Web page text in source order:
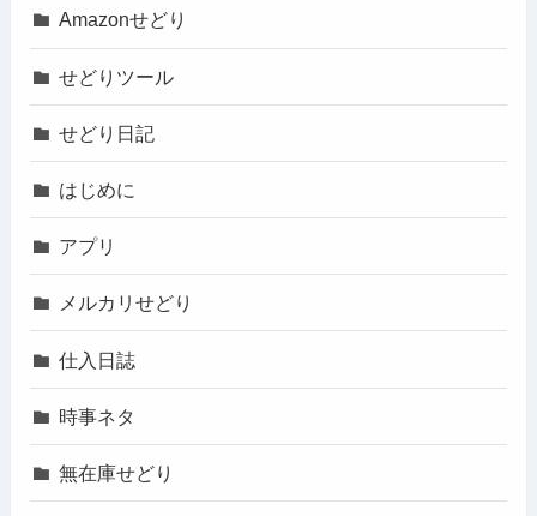
Amazonせどり
せどりツール
せどり日記
はじめに
アプリ
メルカリせどり
仕入日誌
時事ネタ
無在庫せどり